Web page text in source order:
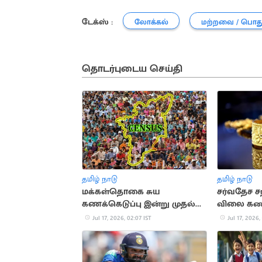
டேக்ஸ் : லோக்கல் மற்றவை /
தொடர்புடைய செய்தி
தமிழ் நாடு
மக்கள்தொகை சுய
கணக்கெடுப்பு இன்று முதல்
தொடக்கம்
Jul 17, 2026, 02:07 IST
தமிழ் நாடு
சர்வதேச
விலை
Jul 17, 2026,